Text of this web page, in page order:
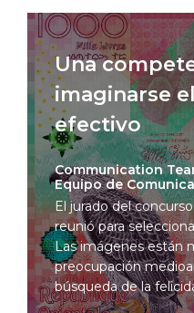
Una
imaginarse
efectivo
Communication
Equipo de
El jurado del
reunió para
Las imágenes están
preocupación
búsqueda de la